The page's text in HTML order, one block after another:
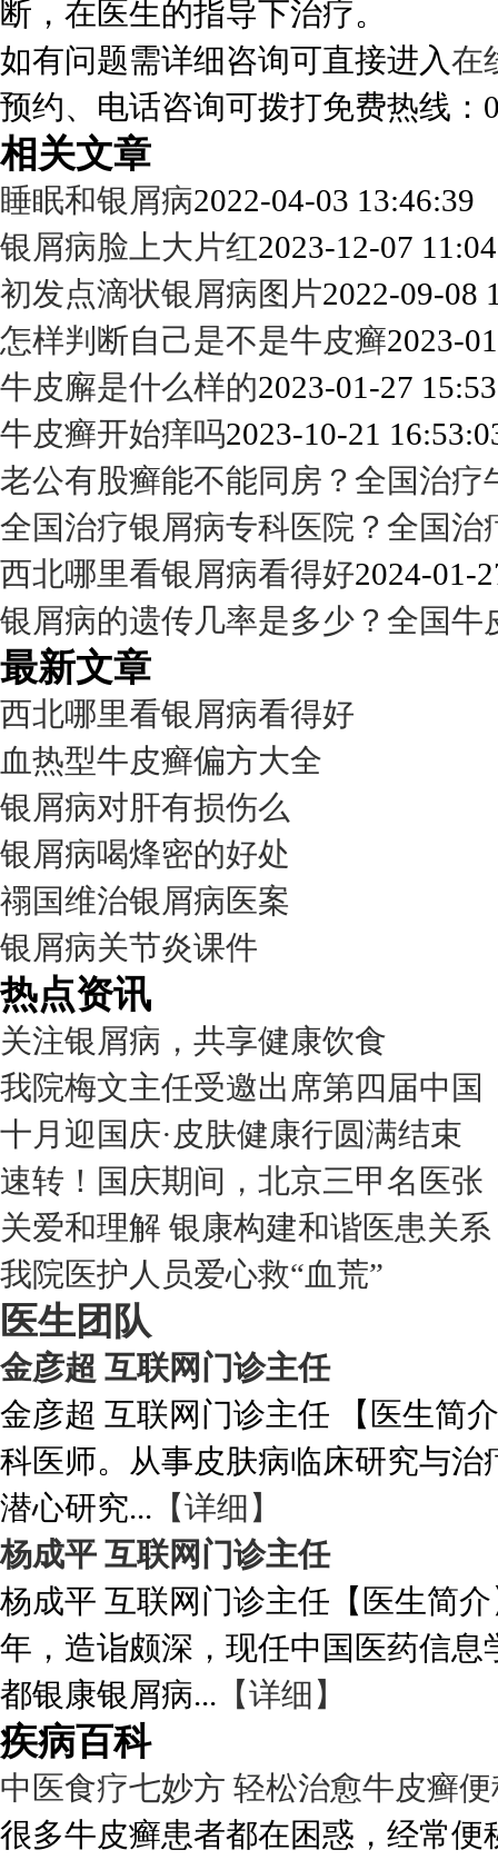
断，在医生的指导下治疗。
如有问题需详细咨询可直接进入在
预约、电话咨询可拨打免费热线：
相关文章
睡眠和银屑病2022-04-03 13:46:39
银屑病脸上大片红2023-12-07
初发点滴状银屑病图片2022-09-08
怎样判断自己是不是牛皮癣2023-
牛皮廨是什么样的2023-01-27
牛皮癣开始痒吗2023-10-21
老公有股癣能不能同房？全国治疗
全国治疗银屑病专科医院？全国治
西北哪里看银屑病看得好2024-01-
银屑病的遗传几率是多少？全国牛
最新文章
西北哪里看银屑病看得好
血热型牛皮癣偏方大全
银屑病对肝有损伤么
银屑病喝烽密的好处
禤国维治银屑病医案
银屑病关节炎课件
热点资讯
关注银屑病，共享健康饮食
我院梅文主任受邀出席第四届中国
十月迎国庆·皮肤健康行圆满结束
速转！国庆期间，北京三甲名医张
关爱和理解 银康构建和谐医患关系
我院医护人员爱心救“血荒”
医生团队
金彦超 互联网门诊主任
金彦超 互联网门诊主任 【医生简
科医师。从事皮肤病临床研究与
潜心研究... 【详细】
杨成平 互联网门诊主任
杨成平 互联网门诊主任【医生简
年，造诣颇深，现任中国医药信
都银康银屑病... 【详细】
疾病百科
中医食疗七妙方 轻松治愈牛皮癣
很多牛皮癣患者都在困惑，经常便